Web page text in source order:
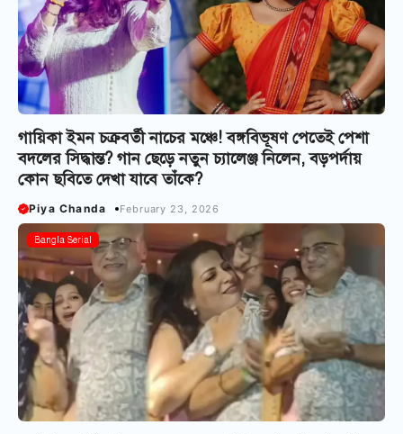
গায়িকা ইমন চক্রবর্তী নাচের মঞ্চে! বঙ্গবিভূষণ পেতেই পেশা
বদলের সিদ্ধান্ত? গান ছেড়ে নতুন চ্যালেঞ্জ নিলেন, বড়পর্দায়
কোন ছবিতে দেখা যাবে তাঁকে?
Piya Chanda February 23, 2026
Bangla Serial